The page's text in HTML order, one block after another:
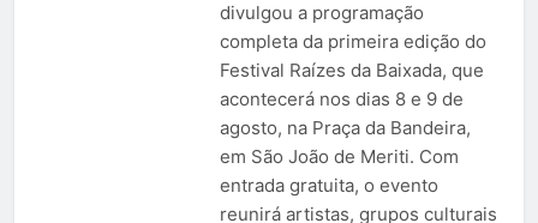
divulgou a programação
completa da primeira edição do
Festival Raízes da Baixada, que
acontecerá nos dias 8 e 9 de
agosto, na Praça da Bandeira,
em São João de Meriti. Com
entrada gratuita, o evento
reunirá artistas, grupos culturais